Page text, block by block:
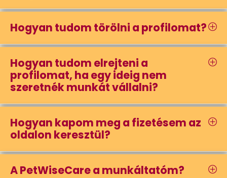
Hogyan tudom törölni a profilomat?
Hogyan tudom elrejteni a
profilomat, ha egy ideig nem
szeretnék munkát vállalni?
Hogyan kapom meg a fizetésem az
oldalon keresztül?
A PetWiseCare a munkáltatóm?